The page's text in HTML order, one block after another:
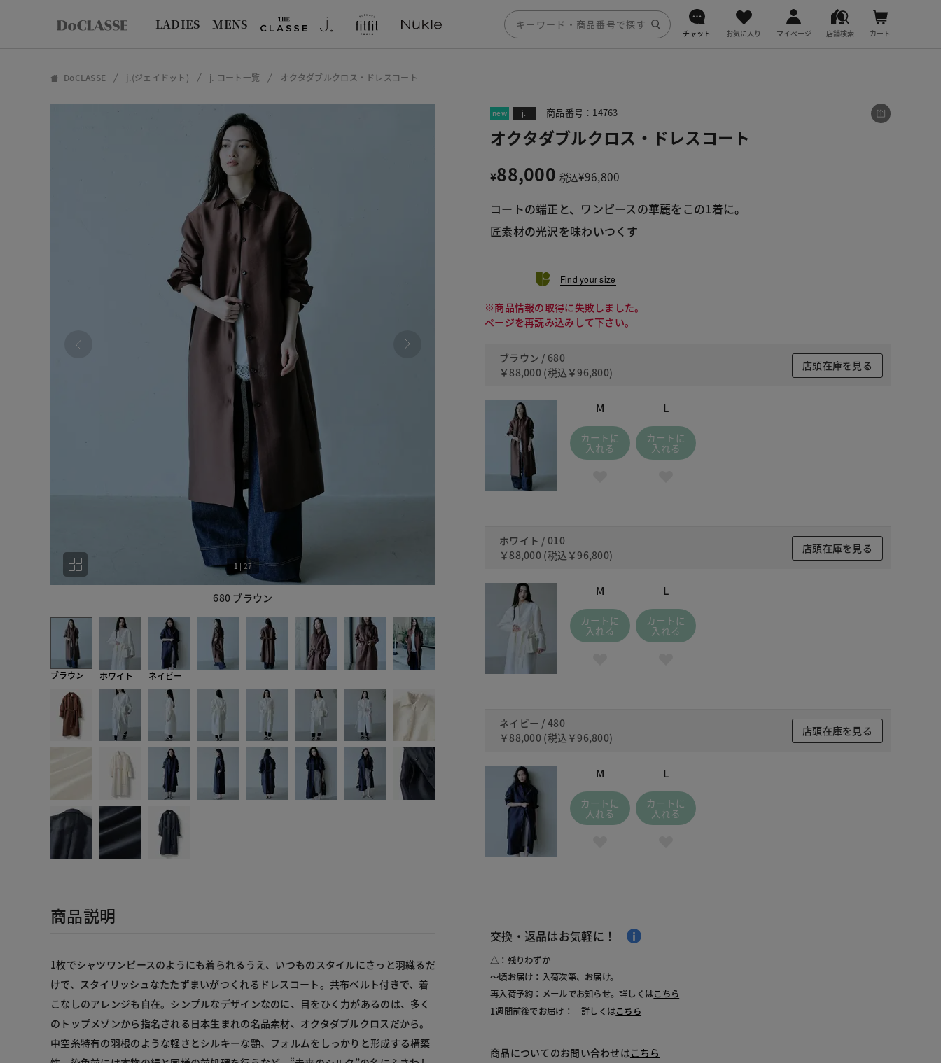
LADIES MENS
チャット お気に入り マイページ 店舗検索 カート
DoCLASSE j.(ジェイドット) j. コート一覧 オクタダブルクロス・ドレスコート
680 ブラウン 010 ホワイト
1 | 27
ブラウン ホワイト ネイビー
商品説明
1枚でシャツワンピースのようにも着られるうえ、いつものスタイルにさっと羽織るだ
けで、スタイリッシュなたたずまいがつくれるドレスコート。共布ベルト付きで、着
こなしのアレンジも自在。シンプルなデザインなのに、目をひく力があるのは、多く
のトップメゾンから指名される日本生まれの名品素材、オクタダブルクロスだから。
中空糸特有の羽根のような軽さとシルキーな艶、フォルムをしっかりと形成する構築
new j. 商品番号：14763
オクタダブルクロス・ドレスコート
¥88,000 税込¥96,800
コートの端正と、ワンピースの華麗をこの1着に。
匠素材の光沢を味わいつくす
Find your size
※商品情報の取得に失敗しました。
ページを再読み込みして下さい。
ブラウン / 680
￥88,000 (税込 ￥96,800)
店頭在庫を見る
M
カートに
入れる
L
カートに
入れる
ホワイト / 010
￥88,000 (税込 ￥96,800)
店頭在庫を見る
M
カートに
入れる
L
カートに
入れる
ネイビー / 480
￥88,000 (税込 ￥96,800)
店頭在庫を見る
M
カートに
入れる
L
カートに
入れる
交換・返品はお気軽に！
△：残りわずか
～頃お届け：入荷次第、お届け。
再入荷予約：メールでお知らせ。詳しくはこちら
1週間前後でお届け： 詳しくはこちら
商品についてのお問い合わせはこちら